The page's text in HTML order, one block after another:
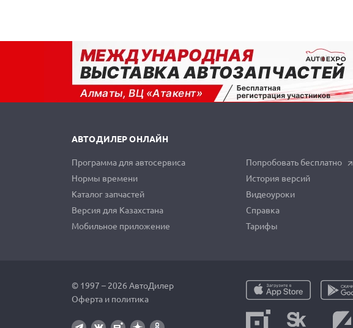
АВТОДИЛЕР ОНЛАЙН
Программа для автосервиса
Нормы времени
Каталог запчастей
Версия для Казахстана
Мобильное приложение
Попробовать бесплатно
История версий
Видеоуроки
Справка
Тарифы
© 1997 – 2026 АвтоДилер
Оферта и политика